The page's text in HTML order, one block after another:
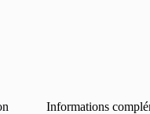
Informations